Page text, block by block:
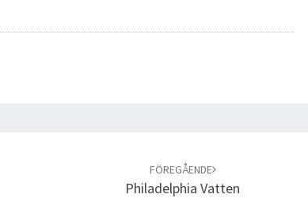
FÖREGÅENDE
Philadelphia Vatten